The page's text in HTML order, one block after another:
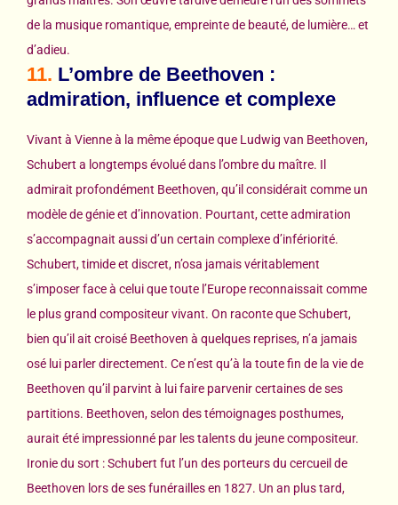
de la musique romantique, empreinte de beauté, de lumière… et
d’adieu.
11. L’ombre de Beethoven :
admiration, influence et complexe
Vivant à Vienne à la même époque que Ludwig van Beethoven,
Schubert a longtemps évolué dans l’ombre du maître. Il
admirait profondément Beethoven, qu’il considérait comme un
modèle de génie et d’innovation. Pourtant, cette admiration
s’accompagnait aussi d’un certain complexe d’infériorité.
Schubert, timide et discret, n’osa jamais véritablement
s’imposer face à celui que toute l’Europe reconnaissait comme
le plus grand compositeur vivant. On raconte que Schubert,
bien qu’il ait croisé Beethoven à quelques reprises, n’a jamais
osé lui parler directement. Ce n’est qu’à la toute fin de la vie de
Beethoven qu’il parvint à lui faire parvenir certaines de ses
partitions. Beethoven, selon des témoignages posthumes,
aurait été impressionné par les talents du jeune compositeur.
Ironie du sort : Schubert fut l’un des porteurs du cercueil de
Beethoven lors de ses funérailles en 1827. Un an plus tard,